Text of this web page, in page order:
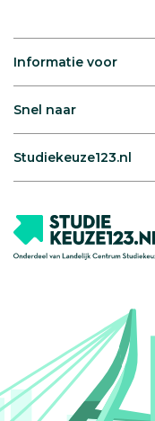
Informatie voor
Snel naar
Studiekeuze123.nl